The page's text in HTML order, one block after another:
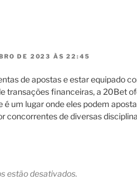
DE 2023 ÀS 22:45
de apostas e estar equipado
transações financeiras, a 20Bet
é um lugar onde eles podem
concorrentes de diversas
estão desativados.